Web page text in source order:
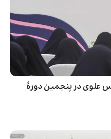
علوی در پنجمین دورۀ